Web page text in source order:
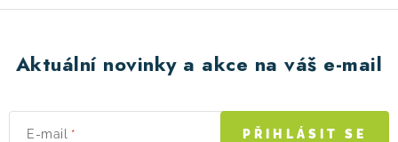
Aktuální novinky a akce na váš e-mail
E-mail PŘIHLÁSIT SE